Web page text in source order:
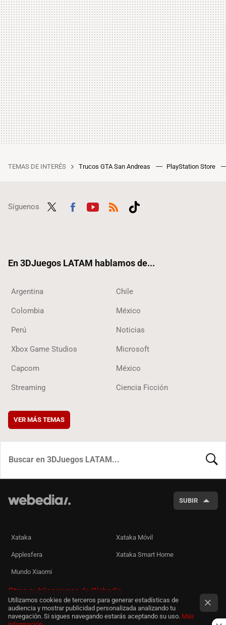
TEMAS DE INTERÉS Trucos GTA San Andreas PlayStation Store
Síguenos
En 3DJuegos LATAM hablamos de...
Argentina Chile
Colombia México
Perú Noticias
Xbox Game Studios Microsoft
Capcom México
Streaming Ciencia Ficción
VER MÁS TEMAS
SUBIR
Xataka Xataka Móvil
Applesfera Xataka Smart Home
Mundo Xiaomi
Otras publicaciones de Webedia
Utilizamos cookies de terceros para generar estadísticas de
audiencia y mostrar publicidad personalizada analizando tu
navegación. Si sigues navegando estarás aceptando su uso. Más